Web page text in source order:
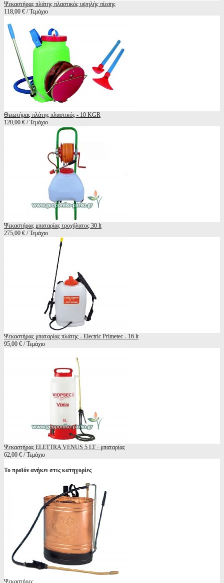
Ψεκαστήρας πλάτης πλαστικός υψηλής πίεσης
118,00 € / Τεμάχιο
Θειωτήρας πλάτης πλαστικός - 10 KGR
120,00 € / Τεμάχιο
Ψεκαστήρας μπαταρίας τροχήλατος 30 lt
275,00 € / Τεμάχιο
Ψεκαστήρας μπαταρίας πλάτης - Electric Primetec - 16 lt
95,00 € / Τεμάχιο
Ψεκαστήρας ELETTRA VENUS 5 LT - μπαταρίας
62,00 € / Τεμάχιο
Το προϊόν ανήκει στις κατηγορίες
Ψεκαστήρες